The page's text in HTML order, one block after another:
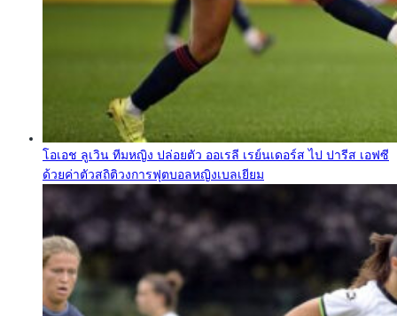
โอเอช ลูเวิน ทีมหญิง ปล่อยตัว ออเรลี เรย์นเดอร์ส ไป ปารีส เอฟซี
ด้วยค่าตัวสถิติวงการฟุตบอลหญิงเบลเยียม